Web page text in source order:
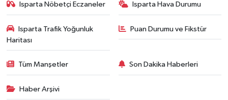
Isparta Nöbetçi Eczaneler Isparta Hava Durumu
Isparta Trafik Yoğunluk
Haritası
Puan Durumu ve Fikstür
Tüm Manşetler Son Dakika Haberleri
Haber Arşivi